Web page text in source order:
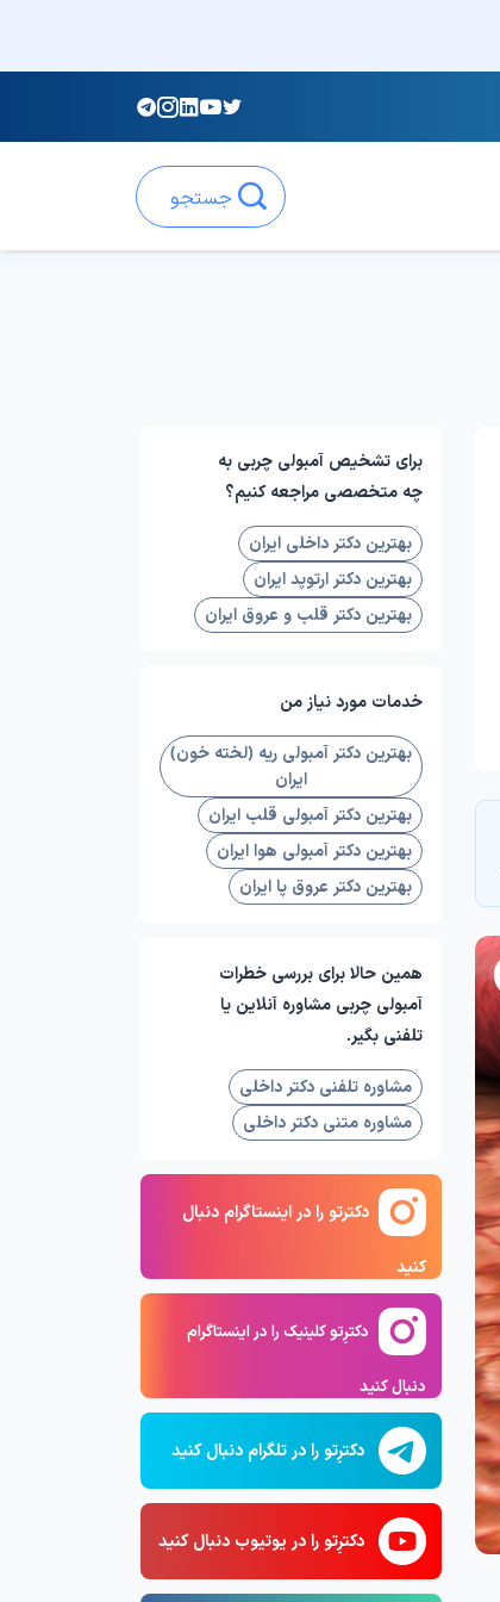
جستجو
برای تشخیص آمبولی چربی به
چه متخصصی مراجعه کنیم؟
بهترین دکتر داخلی ایران
بهترین دکتر ارتوپد ایران
بهترین دکتر قلب و عروق ایران
خدمات مورد نیاز من
بهترین دکتر آمبولی ریه (لخته خون)
ایران
بهترین دکتر آمبولی قلب ایران
بهترین دکتر آمبولی هوا ایران
بهترین دکتر عروق پا ایران
همین حالا برای بررسی خطرات
آمبولی چربی مشاوره آنلاین یا
تلفنی بگیر.
مشاوره تلفنی دکتر داخلی
مشاوره متنی دکتر داخلی
دکترتو را در اینستاگرام دنبال
کنید
دکترِتو کلینیک را در اینستاگرام
دنبال کنید
دکترِتو را در تلگرام دنبال کنید
دکترِتو را در یوتیوب دنبال کنید